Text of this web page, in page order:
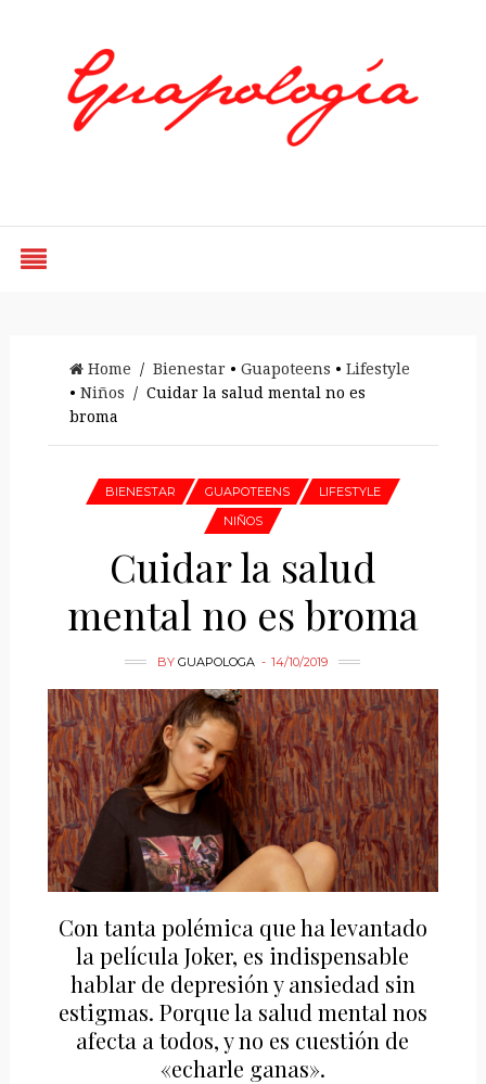
Home / Bienestar • Guapoteens • Lifestyle
• Niños / Cuidar la salud mental no es
broma
BIENESTAR GUAPOTEENS
LIFESTYLE
NIÑOS
Cuidar la salud
mental no es broma
BYGUAPOLOGA 14/10/2019
Con tanta polémica que ha levantado
la película Joker, es indispensable
hablar de depresión y ansiedad sin
estigmas. Porque la salud mental nos
afecta a todos, y no es cuestión de
«echarle ganas».